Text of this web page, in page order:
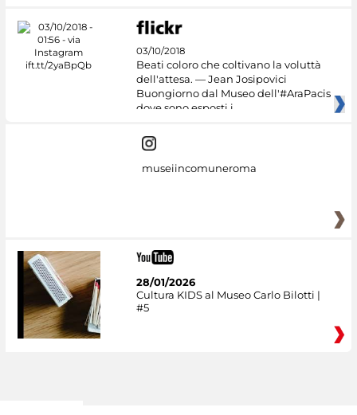
03/10/2018
Beati coloro che coltivano la voluttà
dell'attesa. — Jean Josipovici
Buongiorno dal Museo dell'#AraPacis
dove sono esposti i
museiincomuneroma
28/01/2026
Cultura KIDS al Museo Carlo Bilotti |
#5